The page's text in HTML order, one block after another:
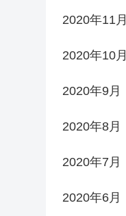
2020年11月
2020年10月
2020年9月
2020年8月
2020年7月
2020年6月